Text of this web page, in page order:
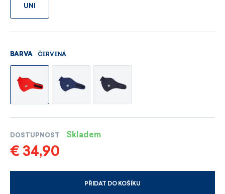
UNI
BARVA ČERVENÁ
DOSTUPNOST Skladem
€ 34,90
PŘIDAT DO KOŠÍKU